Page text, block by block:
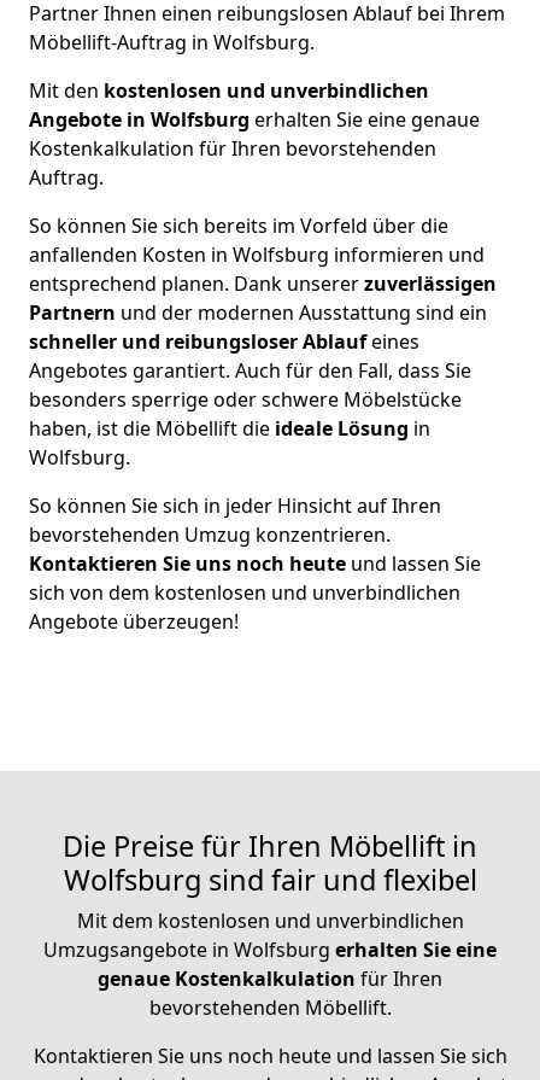
Partner Ihnen einen reibungslosen Ablauf bei Ihrem
Möbellift-Auftrag in Wolfsburg.
Mit den kostenlosen und unverbindlichen
Angebote in Wolfsburg erhalten Sie eine genaue
Kostenkalkulation für Ihren bevorstehenden
Auftrag.
So können Sie sich bereits im Vorfeld über die
anfallenden Kosten in Wolfsburg informieren und
entsprechend planen. Dank unsererzuverlässigen
Partnern und der modernen Ausstattung sind ein
schneller und reibungsloser Ablaufeines
Angebotes garantiert. Auch für den Fall, dass Sie
besonders sperrige oder schwere Möbelstücke
haben, ist die Möbellift die ideale Lösung in
Wolfsburg.
So können Sie sich in jeder Hinsicht auf Ihren
bevorstehenden Umzug konzentrieren.
Kontaktieren Sie uns noch heute und lassen Sie
sich von dem kostenlosen und unverbindlichen
Angebote überzeugen!
Die Preise für Ihren Möbellift in
Wolfsburg sind fair und flexibel
Mit dem kostenlosen und unverbindlichen
Umzugsangebote in Wolfsburg erhalten Sie eine
genaue Kostenkalkulation für Ihren
bevorstehenden Möbellift.
Kontaktieren Sie uns noch heute und lassen Sie sich